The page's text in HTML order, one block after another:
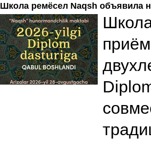
Школа ремёсел Naqsh объявила